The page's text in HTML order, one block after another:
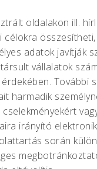
oldalakon ill.
adatok javítják
vállalatok
További
harmadik
irányító
során